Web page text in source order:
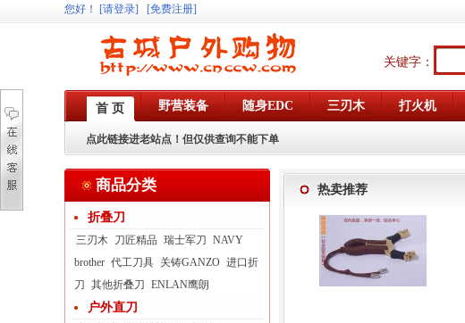
您好 ！ [请登录] [免费注册]
关键字：
首 页 野营装备 随身EDC 三刃木 打火机
点此链接进老站点！但仅供查询不能下单
商品分类
折叠刀
三刃木 刀匠精品 瑞士军刀 NAVY
brother 代工刀具 关铸GANZO 进口折
刀 其他折叠刀 ENLAN鹰朗
户外直刀
热卖推荐